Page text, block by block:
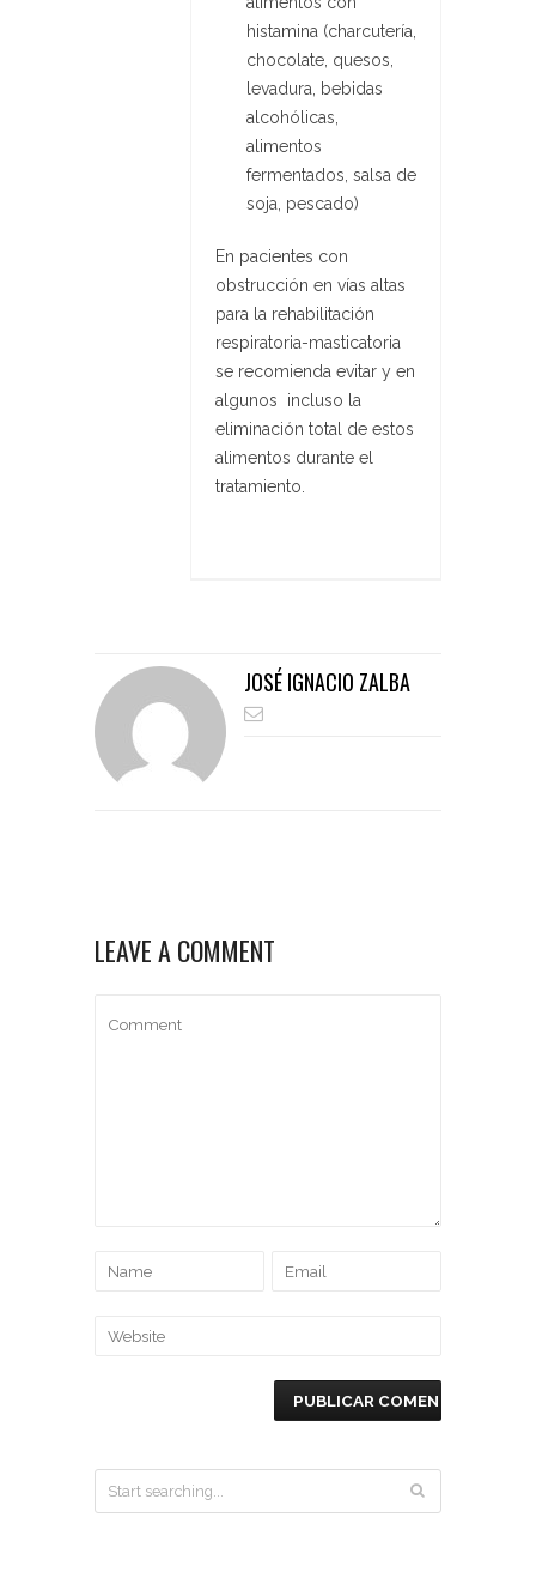
histamina (charcutería,
chocolate, quesos,
levadura, bebidas
alcohólicas,
alimentos
fermentados, salsa de
soja, pescado)
En pacientes con
obstrucción en vías altas
para la rehabilitación
respiratoria-masticatoria
se recomienda evitar y en
algunos incluso la
eliminación total de estos
alimentos durante el
tratamiento.
JOSÉ IGNACIO ZALBA
LEAVE A COMMENT